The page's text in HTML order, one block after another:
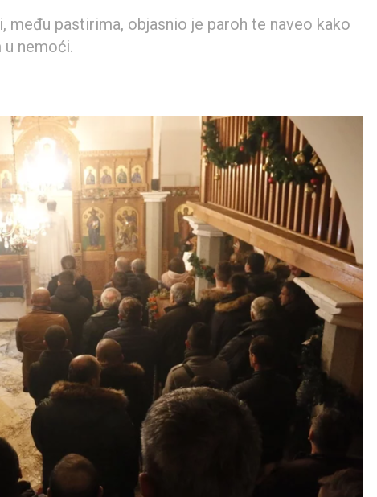
među pastirima, objasnio je paroh te naveo kako
nemoći.